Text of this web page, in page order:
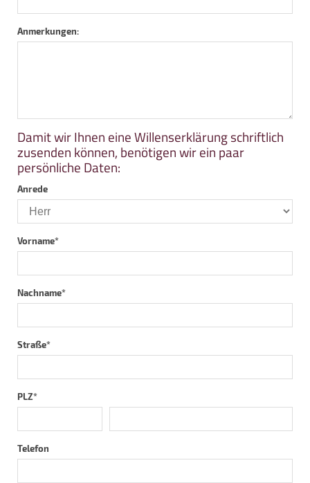
Anmerkungen:
Damit wir Ihnen eine Willenserklärung schriftlich
zusenden können, benötigen wir ein paar
persönliche Daten:
Anrede
Vorname*
Nachname*
Straße*
PLZ*
Telefon